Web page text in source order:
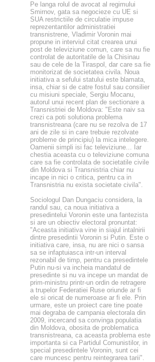
Pe langa rolul de avocat al regimului
Smirnov, gata sa negocieze cu UE si
SUA restrictiile de circulatie impuse
reprezentantilor administratiei
transnistrene, Vladimir Voronin mai
propune in interviul citat crearea unui
post de televiziune comun, care sa nu fie
controlat de autoritatile de la Chisinau
sau de cele de la Tiraspol, dar care sa fie
monitorizat de societatea civila. Noua
initiativa a sefului statului este blamata,
insa, chiar si de catre fostul sau consilier
cu misiuni speciale, Sergiu Mocanu,
autorul unui recent plan de sectionare a
Transnistriei de Moldova: "Este naiv sa
crezi ca poti solutiona problema
transnistreana (care nu se rezolva de 17
ani de zile si in care trebuie rezolvate
probleme de principiu) la mica intelegere.
Oamenii simpli isi fac televiziune... Iar
chestia aceasta cu o televiziune comuna
care sa fie controlata de societatile civile
din Moldova si Transnistria chiar nu
incape in nici o critica, pentru ca in
Transnistria nu exista societate civila".
Sociologul Dan Dungaciu considera, la
randul sau, ca noua initiativa a
presedintelui Voronin este una fantezista
si are un obiectiv electoral pronuntat:
"Aceasta initiativa vine in siajul intalnirii
dintre presedintii Voronin si Putin. Este o
initiativa care, insa, nu are nici o sansa
sa se infaptuiasca intr-un interval
rezonabil de timp, pentru ca presedintele
Putin nu-si va incheia mandatul de
presedinte si nu va incepe un mandat de
prim-ministru printr-un ordin de retragere
a trupelor Federatiei Ruse oriunde ar fi
ele si oricat de numeroase ar fi ele. Prin
urmare, este un proiect care tine poate
mai degraba de campania electorala din
2009, incercand sa convinga populatia
din Moldova, obosita de problematica
transnistreana, ca aceasta problema este
importanta si ca Partidul Comunistilor, in
special presedintele Voronin, sunt cei
care muncesc pentru reintegrarea tarii".